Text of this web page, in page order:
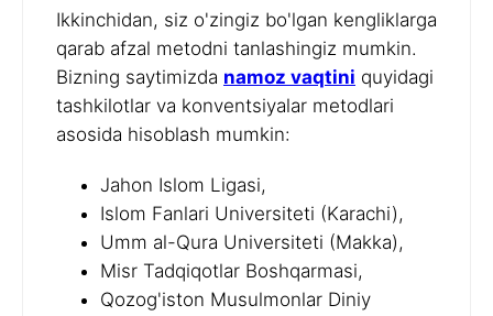
Ikkinchidan, siz o'zingiz bo'lgan kengliklarga
qarab afzal metodni tanlashingiz mumkin.
Bizning saytimizda namoz vaqtini quyidagi
tashkilotlar va konventsiyalar metodlari
asosida hisoblash mumkin:
Jahon Islom Ligasi,
Islom Fanlari Universiteti (Karachi),
Umm al-Qura Universiteti (Makka),
Misr Tadqiqotlar Boshqarmasi,
Qozog'iston Musulmonlar Diniy